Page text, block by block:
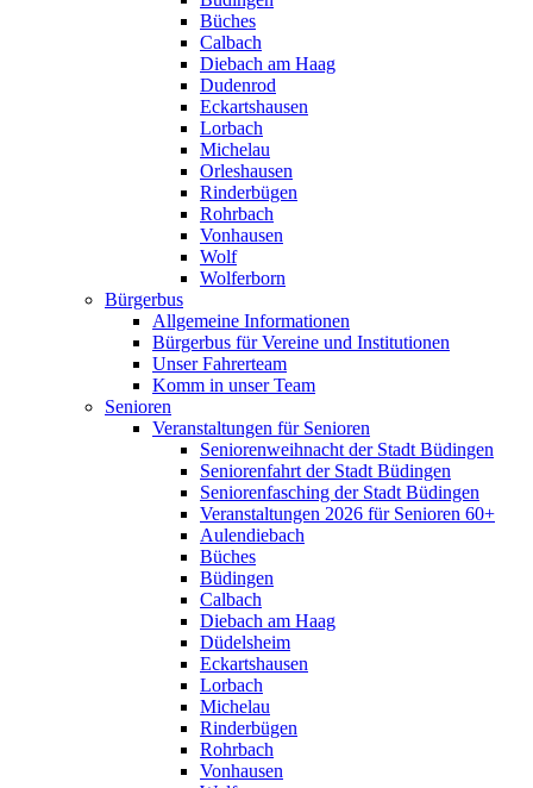
Büches
Calbach
Diebach am Haag
Dudenrod
Eckartshausen
Lorbach
Michelau
Orleshausen
Rinderbügen
Rohrbach
Vonhausen
Wolf
Wolferborn
Bürgerbus
Allgemeine Informationen
Bürgerbus für Vereine und Institutionen
Unser Fahrerteam
Komm in unser Team
Senioren
Veranstaltungen für Senioren
Seniorenweihnacht der Stadt Büdingen
Seniorenfahrt der Stadt Büdingen
Seniorenfasching der Stadt Büdingen
Veranstaltungen 2026 für Senioren 60+
Aulendiebach
Büches
Büdingen
Calbach
Diebach am Haag
Düdelsheim
Eckartshausen
Lorbach
Michelau
Rinderbügen
Rohrbach
Vonhausen